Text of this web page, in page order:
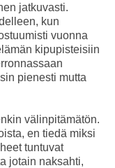
jatkuvasti.
kun
vuonna
kipupisteisiin
pienesti mutta
välinpitämätön.
en tiedä miksi
tuntuvat
jotain naksahti,